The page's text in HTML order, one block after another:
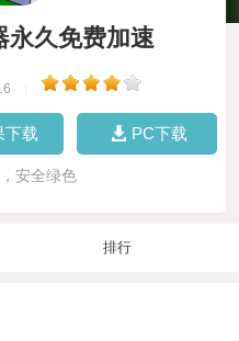
永久免费加速
下载 PC下载
安全绿色
排行